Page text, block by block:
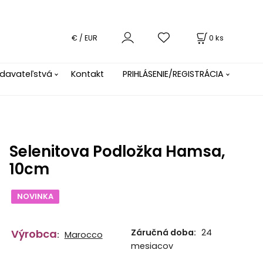
0 ks
€ / EUR
Kontakt PRIHLÁSENIE/REGISTRÁCIA
Selenitova Podložka Hamsa,
10cm
NOVINKA
Výrobca: Marocco Záručná doba: 24
mesiacov